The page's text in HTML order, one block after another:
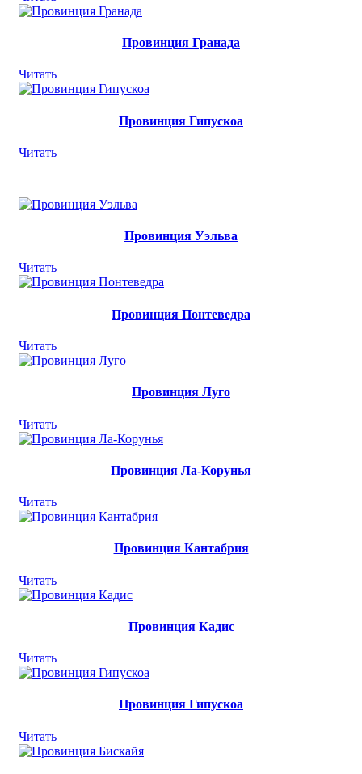
Провинция Гранада
Читать
Провинция Гипускоа
Читать
Провинция Уэльва
Читать
Провинция Понтеведра
Читать
Провинция Луго
Читать
Провинция Ла-Корунья
Читать
Провинция Кантабрия
Читать
Провинция Кадис
Читать
Провинция Гипускоа
Читать